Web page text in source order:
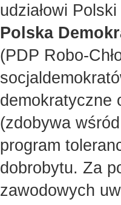
udziałowi
Polska
(PDP Robo-
demokratyczne
(zdobywa
program
dobrobytu. Za
zawodowych